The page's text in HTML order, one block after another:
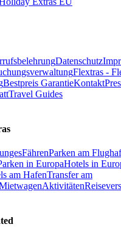
Datenschutz
Flextras -
Bestpreis GarantieKontakt
Travel Guides
FährenParken am
in EuropaHotels in
am HafenTransfer am
Aktivitäten